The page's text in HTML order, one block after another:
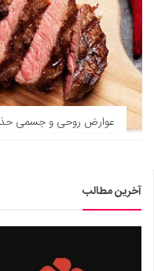
عوارض روحی و جسمی
آخرین مطالب